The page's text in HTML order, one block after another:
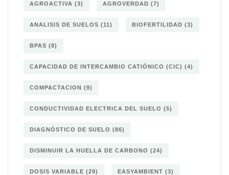
AGROACTIVA (3) AGROVERDAD (7)
ANALISIS DE SUELOS (11) BIOFERTILIDAD (3)
BPAS (8)
CAPACIDAD DE INTERCAMBIO CATIÓNICO (CIC) (4)
COMPACTACION (9)
CONDUCTIVIDAD ELECTRICA DEL SUELO (5)
DIAGNÓSTICO DE SUELO (86)
DISMINUIR LA HUELLA DE CARBONO (24)
DOSIS VARIABLE (29) EASYAMBIENT (3)